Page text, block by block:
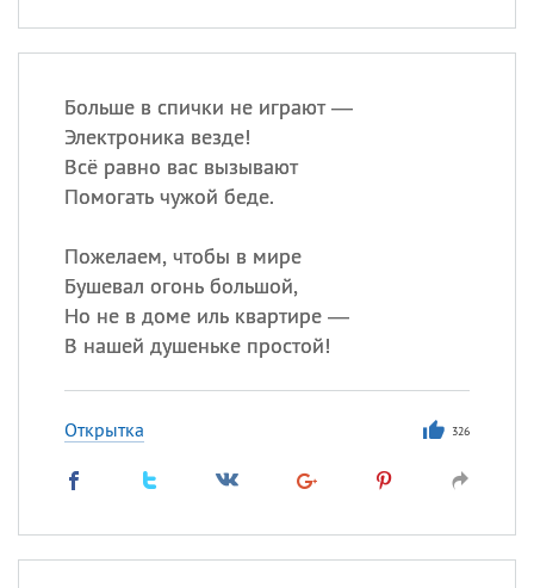
Больше в спички не играют —
Электроника везде!
Всё равно вас вызывают
Помогать чужой беде.
Пожелаем, чтобы в мире
Бушевал огонь большой,
Но не в доме иль квартире —
В нашей душеньке простой!
Открытка 326